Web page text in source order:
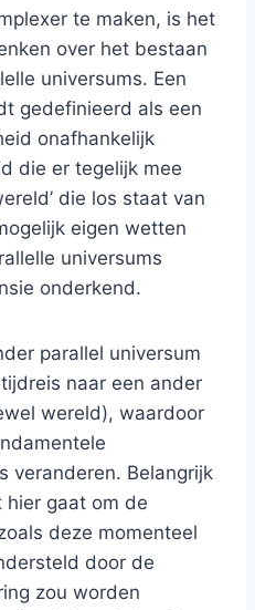
te maken, is het
over het bestaan
universums. Een
gedefinieerd als een
onafhankelijk
die er tegelijk mee
die los staat van
eigen wetten
universums
onderkend.
parallel universum
naar een ander
wereld), waardoor
veranderen. Belangrijk
gaat om de
deze momenteel
door de
zou worden